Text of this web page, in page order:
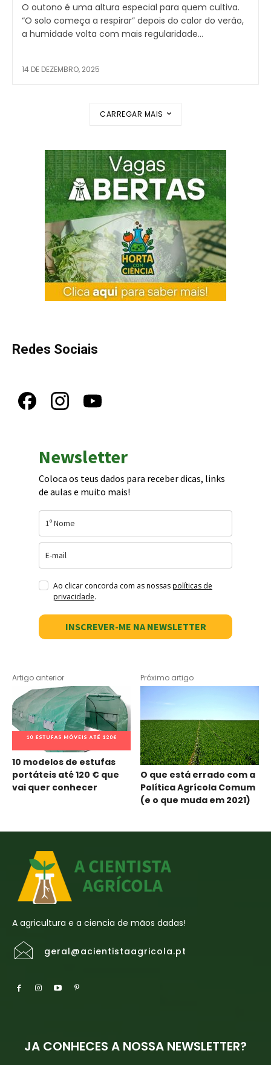
O outono é uma altura especial para quem cultiva.
“O solo começa a respirar” depois do calor do verão,
a humidade volta com mais regularidade...
14 DE DEZEMBRO, 2025
CARREGAR MAIS
Redes Sociais
Newsletter
Coloca os teus dados para receber dicas, links
de aulas e muito mais!
Ao clicar concorda com as nossaspolíticas de
privacidade.
INSCREVER-ME NA NEWSLETTER
Artigo anterior
10 modelos de estufas
portáteis até 120 € que
vai quer conhecer
Próximo artigo
O que está errado com a
Política Agrícola Comum
(e o que muda em 2021)
A agricultura e a ciencia de mãos dadas!
geral@acientistaagricola.pt
JA CONHECES A NOSSA NEWSLETTER?